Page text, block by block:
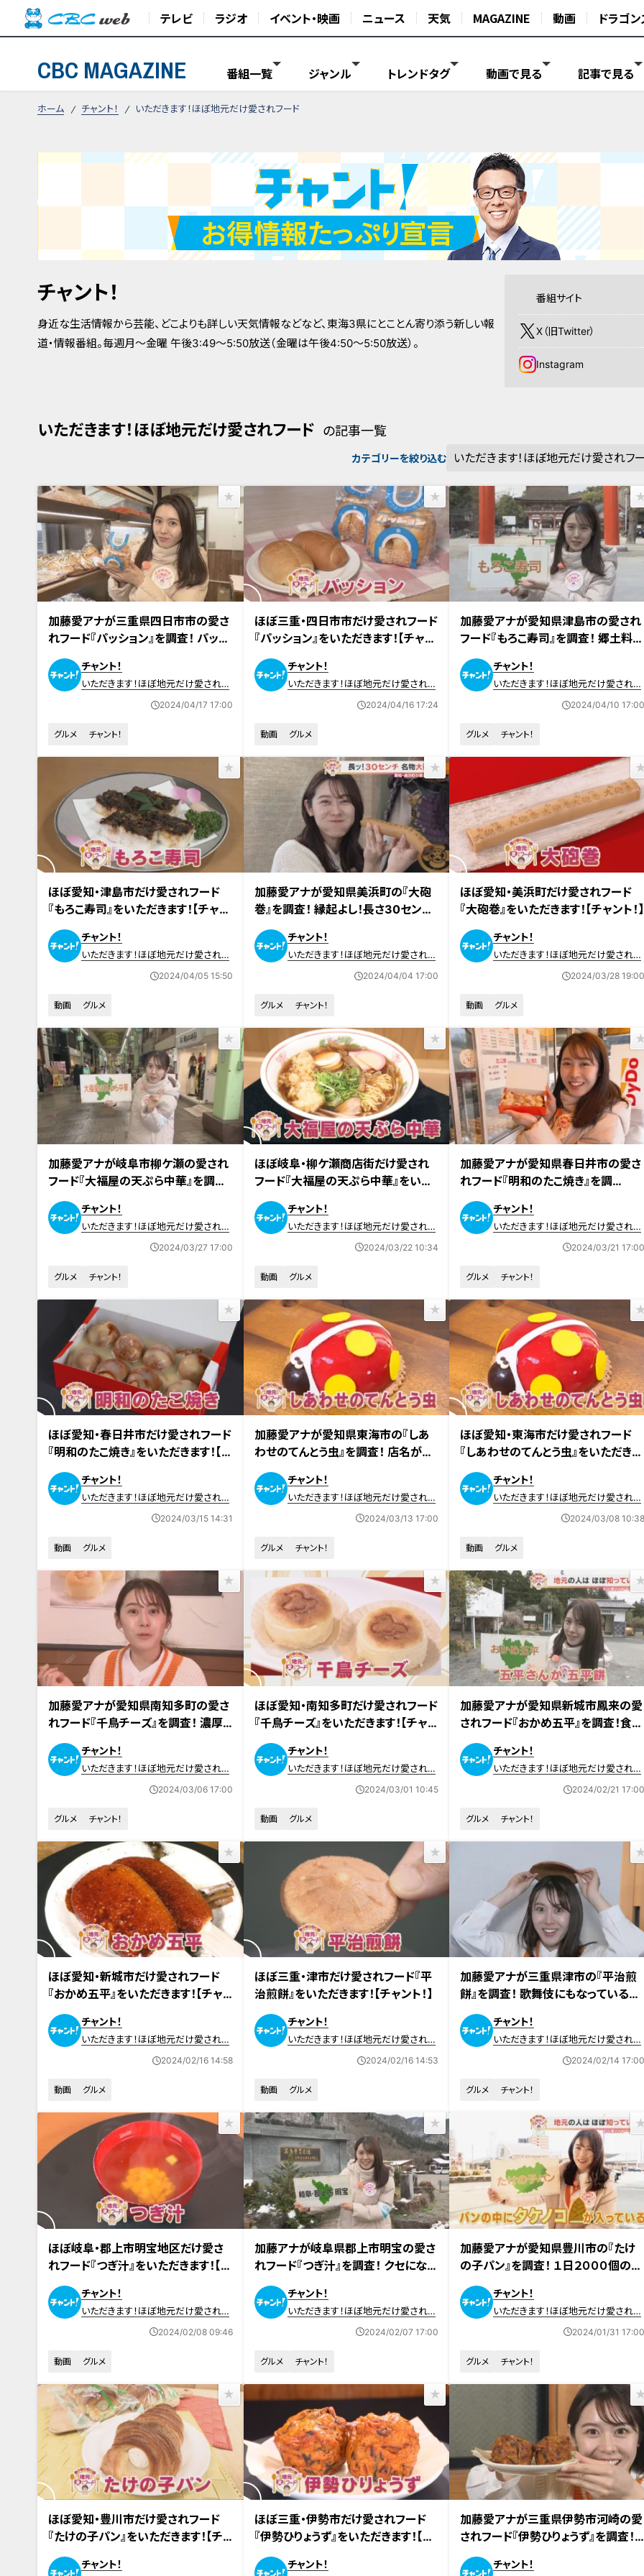
テレビ ラジオ イベント・映画 ニュース 天気 MAGAZINE 動画 ドラゴン
CBC MAGAZINE 番組一覧 ジャンル トレンドタグ 動画で見る 記事で見る
ホーム チャント！ いただきます！ほぼ地元だけ愛されフード
チャント！
身近な生活情報から芸能、どこよりも詳しい天気情報などなど、東海3県にとことん寄り添う新しい報
道・情報番組。毎週月～金曜 午後3:49～5:50放送（金曜は午後4:50～5:50放送）。
番組サイト
X（旧Twitter）
Instagram
いただきます！ほぼ地元だけ愛されフード の記事一覧
カテゴリーを絞り込む
加藤愛アナが三重県四日市市の愛さ
れフード『パッション』を調査！ パッケ
ージ＆ネーミング先行の名前からは
想像がつかないパン
チャント！
いただきます！ほぼ地元だけ愛されフ
2024/04/17 17:00
グルメ チャント！
ほぼ三重・四日市市だけ愛されフード
『パッション』をいただきます！【チャン
ト！】
チャント！
いただきます！ほぼ地元だけ愛されフ
2024/04/16 17:24
動画 グルメ
加藤愛アナが愛知県津島市の愛され
フード『もろこ寿司』を調査！ 郷土料理
の絶滅を救った大将こだわりの逸品
チャント！
いただきます！ほぼ地元だけ愛されフ
2024/04/10 17:00
グルメ チャント！
ほぼ愛知・津島市だけ愛されフード
『もろこ寿司』をいただきます！【チャン
ト！】
チャント！
いただきます！ほぼ地元だけ愛されフ
2024/04/05 15:50
動画 グルメ
加藤愛アナが愛知県美浜町の『大砲
巻』を調査！ 縁起よし！長さ30センチ
の愛され和スイーツ
チャント！
いただきます！ほぼ地元だけ愛されフ
2024/04/04 17:00
グルメ チャント！
ほぼ愛知・美浜町だけ愛されフード
『大砲巻』をいただきます！【チャント！】
チャント！
いただきます！ほぼ地元だけ愛されフ
2024/03/28 19:00
動画 グルメ
加藤愛アナが岐阜市柳ケ瀬の愛され
フード『大福屋の天ぷら中華』を調査！
半世紀も“裏メニュー“なのに根強い
人気の中華そば
チャント！
いただきます！ほぼ地元だけ愛されフ
2024/03/27 17:00
グルメ チャント！
ほぼ岐阜・柳ケ瀬商店街だけ愛され
フード『大福屋の天ぷら中華』をいた
だきます！【チャント！】
チャント！
いただきます！ほぼ地元だけ愛されフ
2024/03/22 10:34
動画 グルメ
加藤愛アナが愛知県春日井市の愛さ
れフード『明和のたこ焼き』を調
査！“からしマヨまみれ”のクセになる
味わいに衝撃！
チャント！
いただきます！ほぼ地元だけ愛されフ
2024/03/21 17:00
グルメ チャント！
ほぼ愛知・春日井市だけ愛されフード
『明和のたこ焼き』をいただきます！【チ
ャント！】
チャント！
いただきます！ほぼ地元だけ愛されフ
2024/03/15 14:31
動画 グルメ
加藤愛アナが愛知県東海市の『しあ
わせのてんとう虫』を調査！ 店名が変
わっても引き継がれた超カワ！愛され
スイーツチャント！
いただきます！ほぼ地元だけ愛されフ
2024/03/13 17:00
グルメ チャント！
ほぼ愛知・東海市だけ愛されフード
『しあわせのてんとう虫』をいただきま
す！【チャント！】
チャント！
いただきます！ほぼ地元だけ愛されフ
2024/03/08 10:38
動画 グルメ
加藤愛アナが愛知県南知多町の愛さ
れフード『千鳥チーズ』を調査！ 濃厚
でフワッフワ！ 息子が考え、父が引き
継ぐチーズケーキ
チャント！
いただきます！ほぼ地元だけ愛されフ
2024/03/06 17:00
グルメ チャント！
ほぼ愛知・南知多町だけ愛されフード
『千鳥チーズ』をいただきます！【チャン
ト！】
チャント！
いただきます！ほぼ地元だけ愛されフ
2024/03/01 10:45
動画 グルメ
加藤愛アナが愛知県新城市鳳来の愛
されフード『おかめ五平』を調査！食感
と甘辛味噌ダレがキメ手！地元で愛さ
れ続ける五平餅
チャント！
いただきます！ほぼ地元だけ愛されフ
2024/02/21 17:00
グルメ チャント！
ほぼ愛知・新城市だけ愛されフード
『おかめ五平』をいただきます！【チャ
ント！】
チャント！
いただきます！ほぼ地元だけ愛されフ
2024/02/16 14:58
動画 グルメ
ほぼ三重・津市だけ愛されフード『平
治煎餅』をいただきます！【チャント！】
チャント！
いただきます！ほぼ地元だけ愛されフ
2024/02/16 14:53
動画 グルメ
加藤愛アナが三重県津市の『平治煎
餅』を調査！ 歌舞伎にもなっている伝
説がルーツの愛されお菓子
チャント！
いただきます！ほぼ地元だけ愛されフ
2024/02/14 17:00
グルメ チャント！
ほぼ岐阜・郡上市明宝地区だけ愛さ
れフード『つぎ汁』をいただきます！【チ
ャント！】
チャント！
いただきます！ほぼ地元だけ愛されフ
2024/02/08 09:46
動画 グルメ
加藤アナが岐阜県郡上市明宝の愛さ
れフード『つぎ汁』を調査！ クセになる
おいしさ！ 辛くて甘い不思議な汁料
理
チャント！
いただきます！ほぼ地元だけ愛されフ
2024/02/07 17:00
グルメ チャント！
加藤愛アナが愛知県豊川市の『たけ
の子パン』を調査！ １日２０００個の記
録も！ 大ヒットの“幻のパン”が長年
愛されるワケ
チャント！
いただきます！ほぼ地元だけ愛されフ
2024/01/31 17:00
グルメ チャント！
ほぼ愛知・豊川市だけ愛されフード
『たけの子パン』をいただきます！【チ
ャント！】
チャント！
ほぼ三重・伊勢市だけ愛されフード
『伊勢ひりょうず』をいただきます！【チ
ャント！】
チャント！
加藤愛アナが三重県伊勢市河崎の愛
されフード『伊勢ひりょうず』を調査！
練り物店が作るこぶし大の絶品！巨大
ひりょうずチャント！